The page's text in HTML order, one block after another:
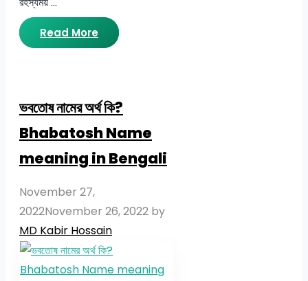
Read More
ভবতোষ নামের অর্থ কি?
Bhabatosh Name
meaning in Bengali
November 27,
2022November 26, 2022 by
MD Kabir Hossain